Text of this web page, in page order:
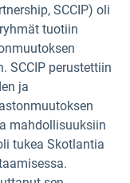
SCCIP) oli
tuotiin
SCCIP perustettiin
ja
mahdollisuuksiin
tukea Skotlantia